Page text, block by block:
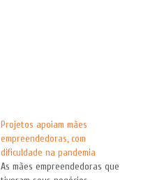
Projetos apoiam mães
empreendedoras, com
dificuldade na pandemia
As mães empreendedoras que